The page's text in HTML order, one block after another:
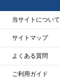
当サイトについて
サイトマップ
よくある質問
ご利用ガイド